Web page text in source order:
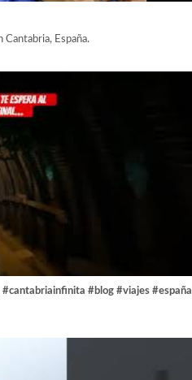
Cantabria, España.
#blog #viajes #españa